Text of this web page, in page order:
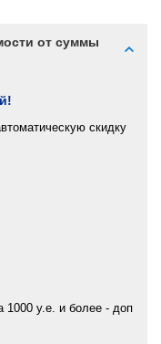
от суммы
скидку
у.е. и более - доп